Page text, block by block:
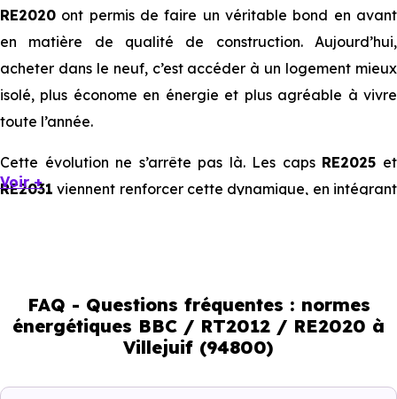
RE2020 ont permis de faire un véritable bond en avant
en matière de qualité de construction. Aujourd’hui,
acheter dans le neuf, c’est accéder à un logement mieux
isolé, plus économe en énergie et plus agréable à vivre
toute l’année.
Cette évolution ne s’arrête pas là. Les caps RE2025 et
RE2031 viennent renforcer cette dynamique, en intégrant
immobilier, en valorisant les biens les plus performants.
En résumé :
Normes énergétiques de
Voir +
FAQ - Questions fréquentes : normes
énergétiques BBC / RT2012 / RE2020 à
Villejuif (94800)